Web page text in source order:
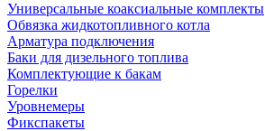
Универсальные коаксиальные комплекты
Обвязка жидкотопливного котла
Арматура подключения
Баки для дизельного топлива
Комплектующие к бакам
Горелки
Уровнемеры
Фикспакеты